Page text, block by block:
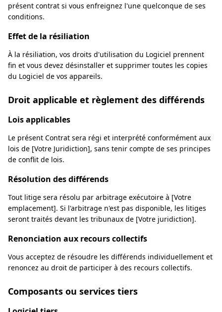
présent contrat si vous enfreignez l'une quelconque de ses
conditions.
Effet de la résiliation
À la résiliation, vos droits d'utilisation du Logiciel prennent
fin et vous devez désinstaller et supprimer toutes les copies
du Logiciel de vos appareils.
Droit applicable et règlement des différends
Lois applicables
Le présent Contrat sera régi et interprété conformément aux
lois de [Votre Juridiction], sans tenir compte de ses principes
de conflit de lois.
Résolution des différends
Tout litige sera résolu par arbitrage exécutoire à [Votre
emplacement]. Si l'arbitrage n'est pas disponible, les litiges
seront traités devant les tribunaux de [Votre juridiction].
Renonciation aux recours collectifs
Vous acceptez de résoudre les différends individuellement et
renoncez au droit de participer à des recours collectifs.
Composants ou services tiers